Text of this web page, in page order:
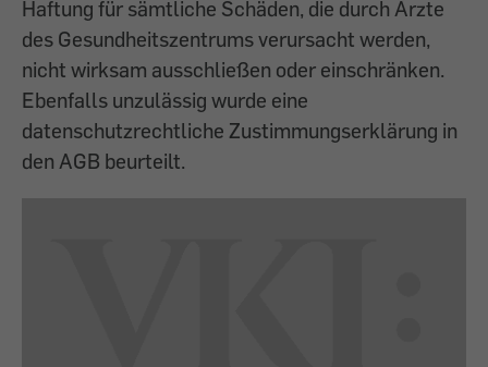
Haftung für sämtliche Schäden, die durch Ärzte
des Gesundheitszentrums verursacht werden,
nicht wirksam ausschließen oder einschränken.
Ebenfalls unzulässig wurde eine
datenschutzrechtliche Zustimmungserklärung in
den AGB beurteilt.